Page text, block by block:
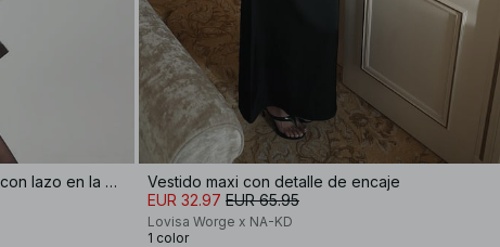
Minivestido de raso martillado con lazo en la espalda
Vestido maxi con detalle de encaje
EUR 32.97 EUR 65.95
Lovisa Worge x NA-KD
1 color